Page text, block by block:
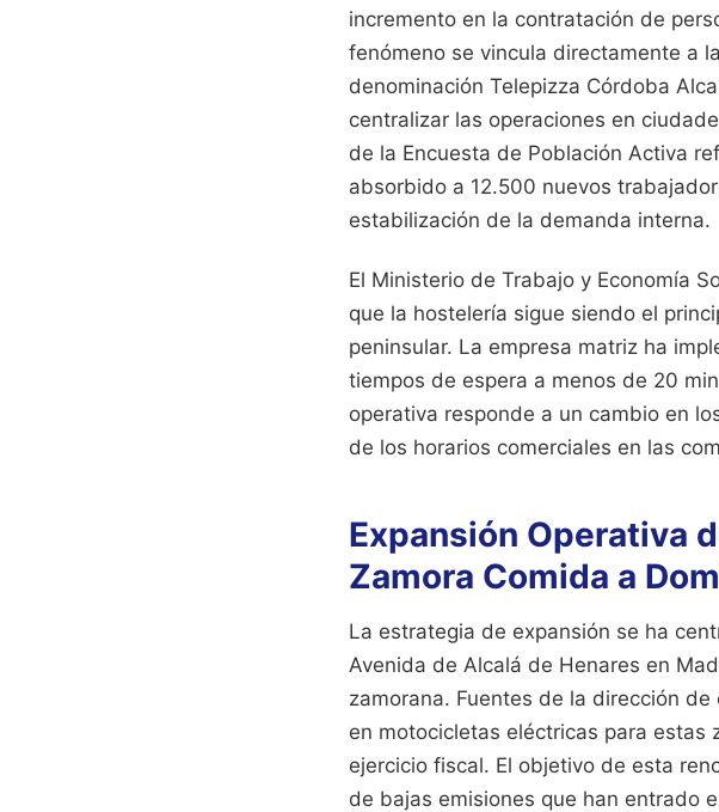
incremento en la contratación de
fenómeno se vincula directamente a
denominación Telepizza Córdoba
centralizar las operaciones en
de la Encuesta de Población Activa
absorbido a 12.500 nuevos
estabilización de la demanda interna.
El Ministerio de Trabajo y Economía
que la hostelería sigue siendo el
peninsular. La empresa matriz ha
tiempos de espera a menos de 20
operativa responde a un cambio en
de los horarios comerciales en las
Expansión Operativa
Zamora Comida a
La estrategia de expansión se ha
Avenida de Alcalá de Henares en
zamorana. Fuentes de la dirección
en motocicletas eléctricas para estas
ejercicio fiscal. El objetivo de esta
de bajas emisiones que han entrado